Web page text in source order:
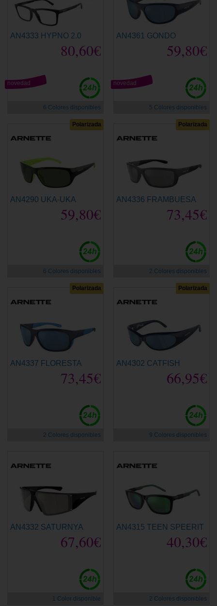
AN4333 HYPNO 2.0
80,60€
novedad
6 Colores disponibles
AN4361 GONDO
59,80€
novedad
5 Colores disponibles
Polarizada
AN4290 UKA-UKA
59,80€
6 Colores disponibles
Polarizada
AN4336 FRAMBUESA
73,45€
2 Colores disponibles
Polarizada
AN4337 FLORESTA
73,45€
2 Colores disponibles
Polarizada
AN4302 CATFISH
66,95€
9 Colores disponibles
AN4332 SATURNYA
67,60€
1 Color disponible
AN4315 TEEN SPEERIT
40,30€
2 Colores disponibles